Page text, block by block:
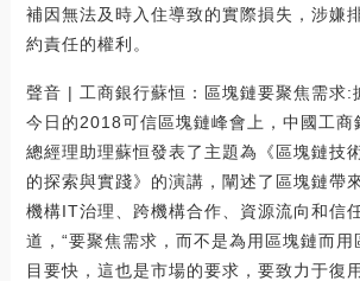
補因無法及時入住導致的實際損失，涉嫌
約責任的權利。
聲音 | 工商銀行蘇恒：區塊鏈要聚焦需求:
今日的2018可信區塊鏈峰會上，中國工商
總經理助理蘇恒發表了主題為《區塊鏈技
的探索與實踐》的演講，闡述了區塊鏈帶
機構IT治理、跨機構合作、資源流向和信
道，“要聚焦需求，而不是為用區塊鏈而
目要快，這也是市場的要求，要致力于復